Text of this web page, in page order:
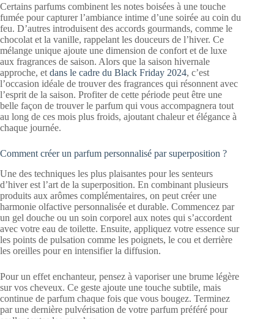
Certains parfums combinent les notes boisées à une touche
fumée pour capturer l’ambiance intime d’une soirée au coin du
feu. D’autres introduisent des accords gourmands, comme le
chocolat et la vanille, rappelant les douceurs de l’hiver. Ce
mélange unique ajoute une dimension de confort et de luxe
aux fragrances de saison. Alors que la saison hivernale
approche, et dans le cadre du Black Friday 2024, c’est
l’occasion idéale de trouver des fragrances qui résonnent avec
l’esprit de la saison. Profiter de cette période peut être une
belle façon de trouver le parfum qui vous accompagnera tout
au long de ces mois plus froids, ajoutant chaleur et élégance à
chaque journée.
Comment créer un parfum personnalisé par superposition ?
Une des techniques les plus plaisantes pour les senteurs
d’hiver est l’art de la superposition. En combinant plusieurs
produits aux arômes complémentaires, on peut créer une
harmonie olfactive personnalisée et durable. Commencez par
un gel douche ou un soin corporel aux notes qui s’accordent
avec votre eau de toilette. Ensuite, appliquez votre essence sur
les points de pulsation comme les poignets, le cou et derrière
les oreilles pour en intensifier la diffusion.
Pour un effet enchanteur, pensez à vaporiser une brume légère
sur vos cheveux. Ce geste ajoute une touche subtile, mais
continue de parfum chaque fois que vous bougez. Terminez
par une dernière pulvérisation de votre parfum préféré pour